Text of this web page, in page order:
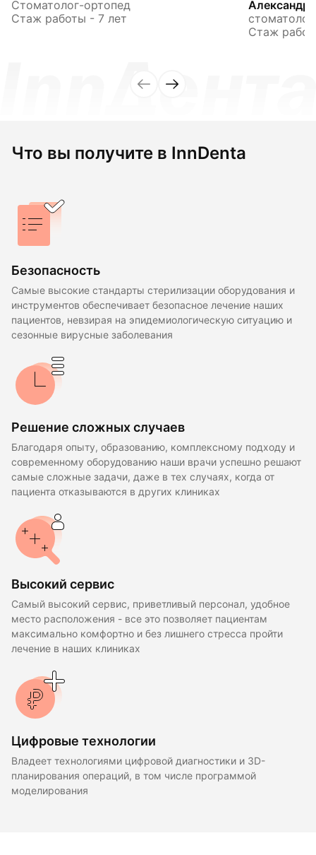
Стоматолог-ортопед
Стаж работы - 7 лет
Стаж
Что вы получите в InnDenta
Безопасность
Самые высокие стандарты стерилизации оборудования и
инструментов обеспечивает безопасное лечение наших
пациентов, невзирая на эпидемиологическую ситуацию и
сезонные вирусные заболевания
Решение сложных случаев
Благодаря опыту, образованию, комплексному подходу и
современному оборудованию наши врачи успешно решают
самые сложные задачи, даже в тех случаях, когда от
пациента отказываются в других клиниках
Высокий сервис
Самый высокий сервис, приветливый персонал, удобное
место расположения - все это позволяет пациентам
максимально комфортно и без лишнего стресса пройти
лечение в наших клиниках
Цифровые технологии
Владеет технологиями цифровой диагностики и 3D-
планирования операций, в том числе программой
моделирования